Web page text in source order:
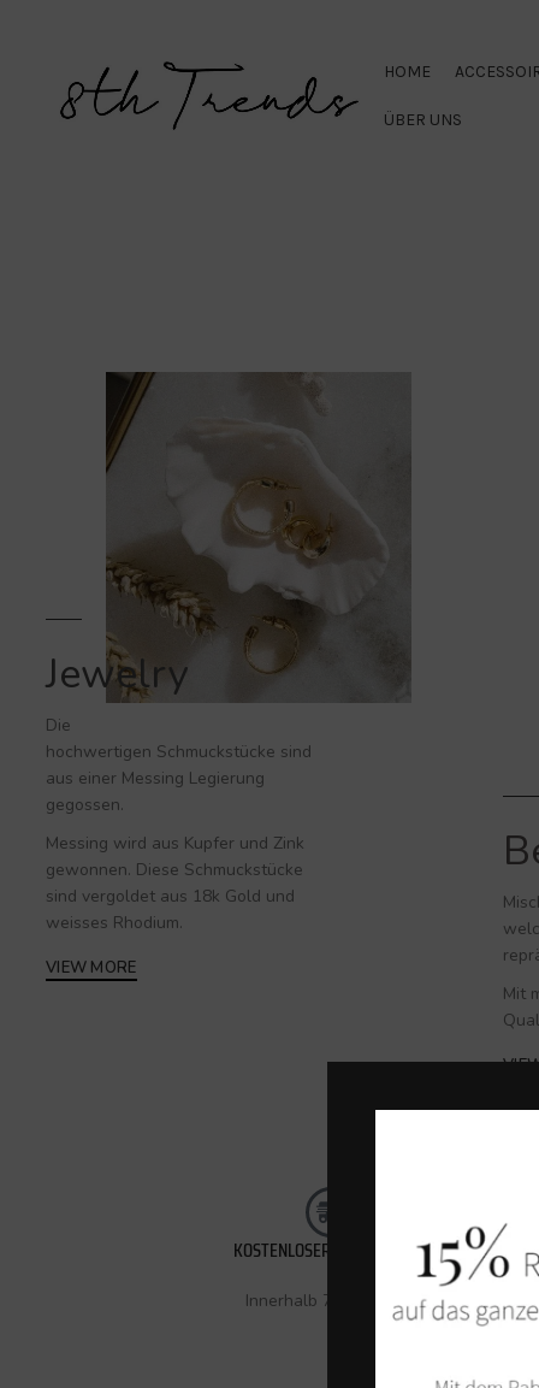
HOME
ÜBER UNS
Jewelry
Die
hochwertigen Schmuckstücke sind
aus einer Messing Legierung
gegossen.
Messing wird aus Kupfer und Zink
gewonnen. Diese Schmuckstücke
sind vergoldet aus 18k Gold und
weisses Rhodium.
VIEW MORE
Mit
KOSTENLOSER VERSAND (CH)
Innerhalb 72 Stunden.